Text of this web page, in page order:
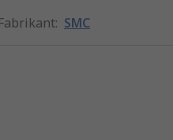
Fabrikant: SMC